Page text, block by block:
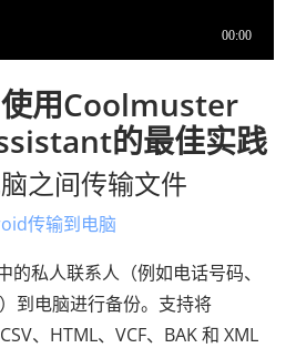
用Coolmuster
的最佳实践
之间传输文件
传输到电脑
私人联系人（例如电话号码、
到电脑进行备份。支持将
、HTML、VCF、BAK 和 XML